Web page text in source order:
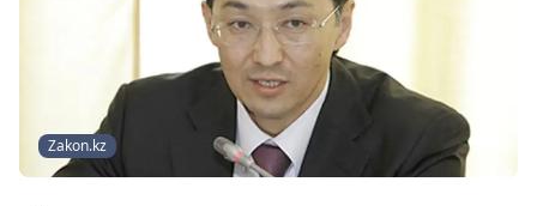
Zakon.kz